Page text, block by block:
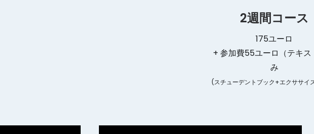
2週間コース
175ユーロ
+ 参加費55ユーロ（テキス
み
(スチューデントブック+エクササイ